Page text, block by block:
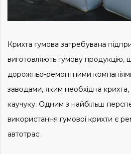
Крихта гумова затребувана
виготовляють гумову
дорожньо-ремонтними
заводами, яким необхідна
каучуку. Одним з найбільш
використання гумової крихти є
автотрас.